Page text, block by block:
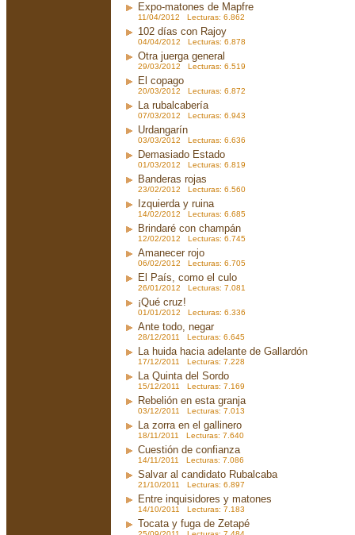
Expo-matones de Mapfre
11/04/2012 Lecturas: 6.862
102 días con Rajoy
04/04/2012 Lecturas: 6.878
Otra juerga general
29/03/2012 Lecturas: 6.519
El copago
20/03/2012 Lecturas: 6.872
La rubalcabería
07/03/2012 Lecturas: 6.943
Urdangarín
03/03/2012 Lecturas: 6.636
Demasiado Estado
01/03/2012 Lecturas: 6.819
Banderas rojas
23/02/2012 Lecturas: 6.560
Izquierda y ruina
14/02/2012 Lecturas: 6.685
Brindaré con champán
12/02/2012 Lecturas: 6.745
Amanecer rojo
06/02/2012 Lecturas: 6.705
El País, como el culo
26/01/2012 Lecturas: 7.081
¡Qué cruz!
01/01/2012 Lecturas: 6.336
Ante todo, negar
28/12/2011 Lecturas: 6.645
La huida hacia adelante de Gallardón
17/12/2011 Lecturas: 7.228
La Quinta del Sordo
15/12/2011 Lecturas: 7.169
Rebelión en esta granja
03/12/2011 Lecturas: 7.013
La zorra en el gallinero
18/11/2011 Lecturas: 7.640
Cuestión de confianza
14/11/2011 Lecturas: 7.086
Salvar al candidato Rubalcaba
21/10/2011 Lecturas: 6.897
Entre inquisidores y matones
14/10/2011 Lecturas: 7.183
Tocata y fuga de Zetapé